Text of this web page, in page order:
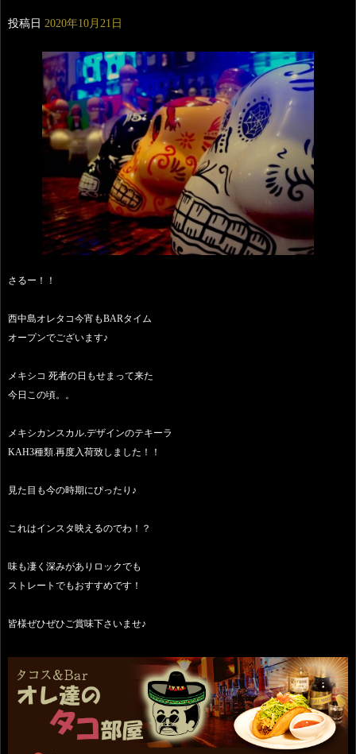
投稿日 2020年10月21日
さるー！！
西中島オレタコ今宵もBARタイム
オープンでございます♪
メキシコ 死者の日もせまって来た
今日この頃。。
メキシカンスカル.デザインのテキーラ
KAH3種類.再度入荷致しました！！
見た目も今の時期にぴったり♪
これはインスタ映えるのでわ！？
味も凄く深みがありロックでも
ストレートでもおすすめです！
皆様ぜひぜひご賞味下さいませ♪